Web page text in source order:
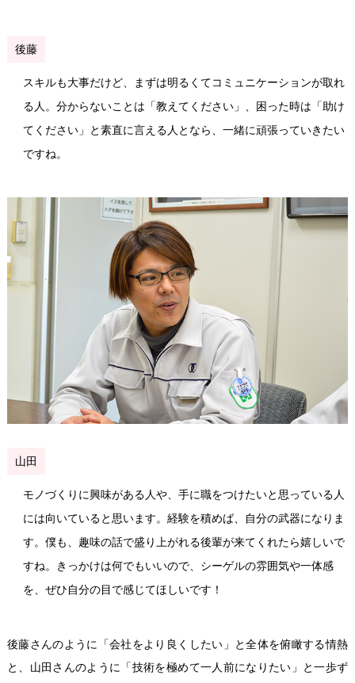
後藤
スキルも大事だけど、まずは明るくてコミュニケーションが取れ
る人。分からないことは「教えてください」、困った時は「助け
てください」と素直に言える人となら、一緒に頑張っていきたい
ですね。
山田
モノづくりに興味がある人や、手に職をつけたいと思っている人
には向いていると思います。経験を積めば、自分の武器になりま
す。僕も、趣味の話で盛り上がれる後輩が来てくれたら嬉しいで
すね。きっかけは何でもいいので、シーゲルの雰囲気や一体感
を、ぜひ自分の目で感じてほしいです！
後藤さんのように「会社をより良くしたい」と全体を俯瞰する情熱
と、山田さんのように「技術を極めて一人前になりたい」と一歩ず